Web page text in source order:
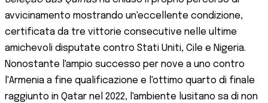
avvicinamento mostrando un'eccellente condizione,
certificata da tre vittorie consecutive nelle ultime
amichevoli disputate contro Stati Uniti, Cile e Nigeria.
Nonostante l'ampio successo per nove a uno contro
l'Armenia a fine qualificazione e l'ottimo quarto di finale
raggiunto in Qatar nel 2022, l'ambiente lusitano sa di non